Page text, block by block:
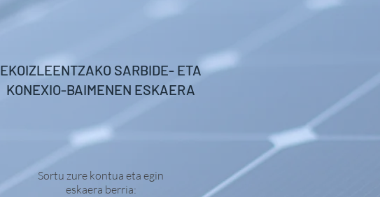
EKOIZLEENTZAKO SARBIDE- ETA
KONEXIO-BAIMENEN ESKAERA
Sortu zure kontua eta egin
eskaera berria: